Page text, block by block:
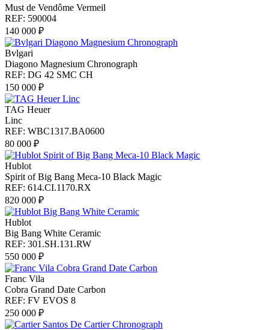
Must de Vendôme Vermeil
REF: 590004
140 000 ₽
Bvlgari
Diagono Magnesium Chronograph
REF: DG 42 SMC CH
150 000 ₽
TAG Heuer
Linc
REF: WBC1317.BA0600
80 000 ₽
Hublot
Spirit of Big Bang Meca-10 Black Magic
REF: 614.CI.1170.RX
820 000 ₽
Hublot
Big Bang White Ceramic
REF: 301.SH.131.RW
550 000 ₽
Franc Vila
Cobra Grand Date Carbon
REF: FV EVOS 8
250 000 ₽